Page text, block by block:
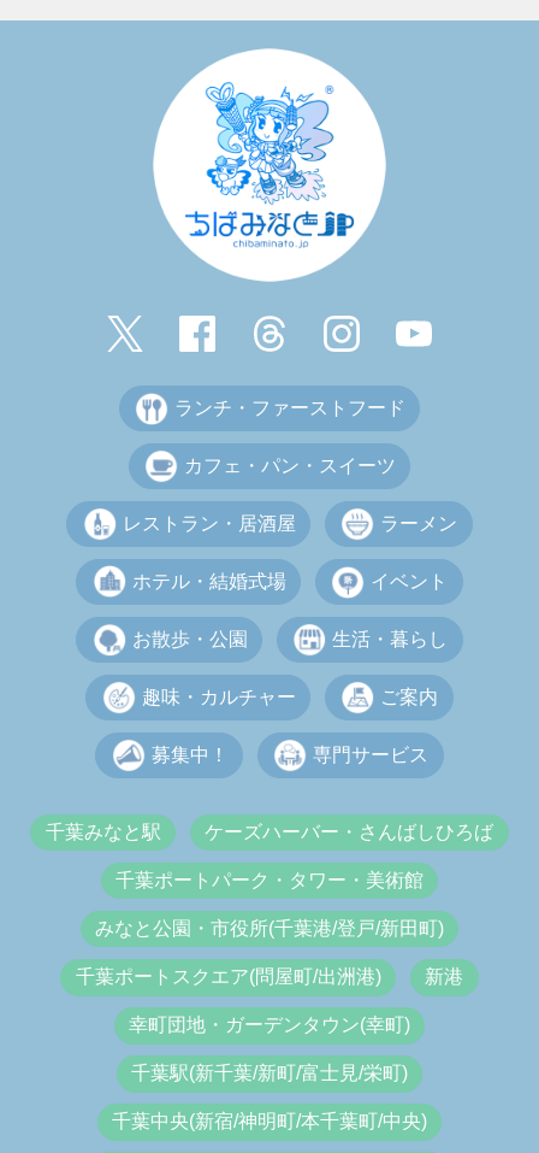
ランチ・ファーストフード
カフェ・パン・スイーツ
レストラン・居酒屋 ラーメン
ホテル・結婚式場 イベント
お散歩・公園 生活・暮らし
趣味・カルチャー ご案内
募集中！ 専門サービス
千葉みなと駅 ケーズハーバー・さんばしひろば
千葉ポートパーク・タワー・美術館
みなと公園・市役所(千葉港/登戸/新田町)
千葉ポートスクエア(問屋町/出洲港) 新港
幸町団地・ガーデンタウン(幸町)
千葉駅(新千葉/新町/富士見/栄町)
千葉中央(新宿/神明町/本千葉町/中央)